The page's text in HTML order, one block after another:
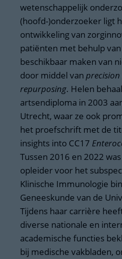
wetenschappelijk
(hoofd-)onderzoeker ligt
ontwikkeling van
patiënten met behulp
beschikbaar maken van
door middel van
repurposing. Helen
artsendiploma in 2003
Utrecht, waar ze ook
het proefschrift met de
insights into CC17
Tussen 2016 en 2022
opleider voor het
Klinische Immunologie
Geneeskunde van de
Tijdens haar carrière
diverse nationale en
academische functies
bij medische vakbladen,